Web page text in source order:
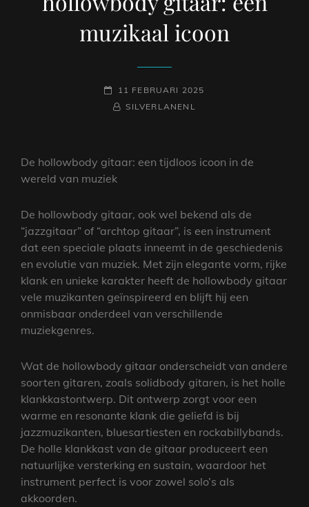
muzikaal icoon
GEPLAATST
OP
11 FEBRUARI 2025
NAAMREGEL
BYLINE
SILVERLANENL
De hollowbody gitaar: een tijdloos icoon in de
wereld van muziek
De hollowbody gitaar, ook wel bekend als de
“jazzgitaar” of “archtop gitaar”, is een instrument
dat een speciale plaats inneemt in de geschiedenis
en evolutie van muziek. Met zijn elegante vorm, rijke
klank en unieke karakter heeft de hollowbody gitaar
vele muzikanten geïnspireerd en blijft hij een
onmisbaar onderdeel van verschillende
muziekgenres.
Wat de hollowbody gitaar onderscheidt van andere
soorten gitaren, zoals solidbody gitaren, is het holle
klankkastontwerp. Dit ontwerp zorgt voor een
warme en resonante klank die geliefd is bij
jazzmuzikanten, bluesartiesten en rockabillybands.
De holle klankkast van de gitaar produceert een
natuurlijke versterking en sustain, waardoor het
instrument perfect is voor zowel solo’s als
akkoorden.